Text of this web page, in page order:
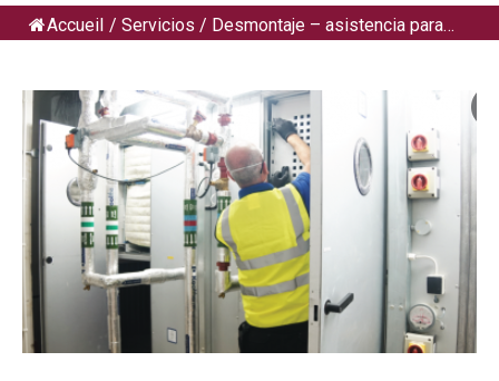
Accueil / Servicios / Desmontaje – asistencia para…